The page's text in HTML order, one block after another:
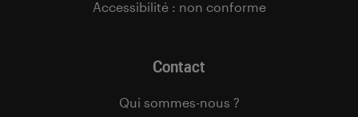
Accessibilité : non conforme
Contact
Qui sommes-nous ?